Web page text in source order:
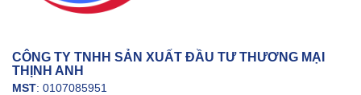
CÔNG TY TNHH SẢN XUẤT ĐẦU TƯ THƯƠNG MẠI
THỊNH ANH
MST: 0107085951